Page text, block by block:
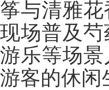
筝与清雅
现场普及
游乐等场
游客的休闲